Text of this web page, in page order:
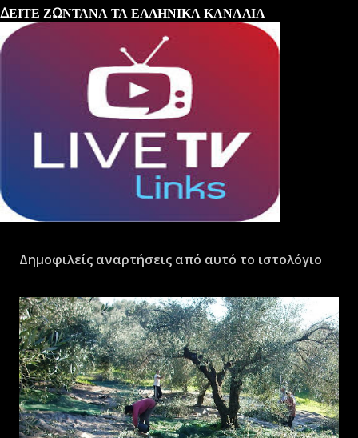
ΔΕΙΤΕ ΖΩΝΤΑΝΑ ΤΑ ΕΛΛΗΝΙΚΑ ΚΑΝΑΛΙΑ
Δημοφιλείς αναρτήσεις από αυτό το ιστολόγιο